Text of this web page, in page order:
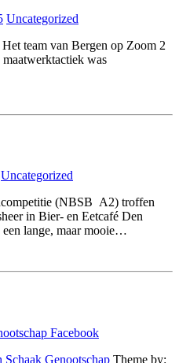
Uncategorized
team van Bergen op Zoom 2
was
Uncategorized
(NBSB A2) troffen
in Bier- en Eetcafé Den
lange, maar mooie…
Facebook
Schaak Genootschap Theme by: